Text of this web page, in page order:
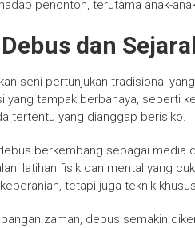
penonton, terutama anak-
dan
seni pertunjukan tradisional
yang tampak berbahaya, seperti
tertentu yang dianggap berisiko.
berkembang sebagai media
latihan fisik dan mental yang
tetapi juga teknik
zaman, debus semakin